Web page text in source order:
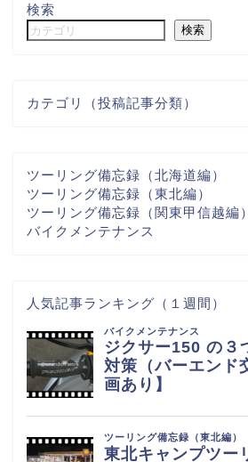
検索
検索
カテゴリ（投稿記事分類）
ツーリング備忘録（北海道編）
ツーリング備忘録（東北編）
ツーリング備忘録（関東甲信越編）
バイクメンテナンス
人気記事ランキング（１週間）